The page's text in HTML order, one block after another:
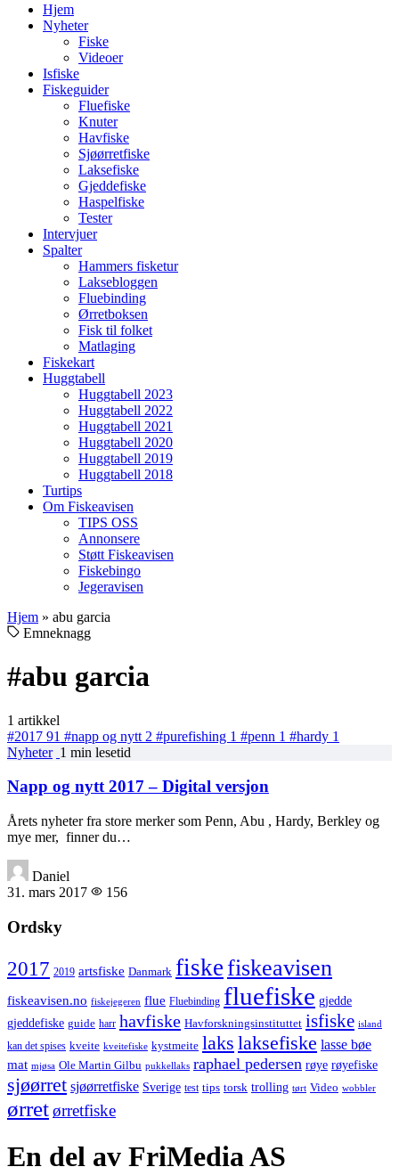
Hjem
Nyheter
Fiske
Videoer
Isfiske
Fiskeguider
Fluefiske
Knuter
Havfiske
Sjøørretfiske
Laksefiske
Gjeddefiske
Haspelfiske
Tester
Intervjuer
Spalter
Hammers fisketur
Laksebloggen
Fluebinding
Ørretboksen
Fisk til folket
Matlaging
Fiskekart
Huggtabell
Huggtabell 2023
Huggtabell 2022
Huggtabell 2021
Huggtabell 2020
Huggtabell 2019
Huggtabell 2018
Turtips
Om Fiskeavisen
TIPS OSS
Annonsere
Støtt Fiskeavisen
Fiskebingo
Jegeravisen
Hjem » abu garcia
Emneknagg
#abu garcia
1 artikkel
#2017 91 #napp og nytt 2 #purefishing 1 #penn 1 #hardy 1
Nyheter 1 min lesetid
Napp og nytt 2017 – Digital versjon
Årets nyheter fra store merker som Penn, Abu , Hardy, Berkley og
mye mer, finner du…
Daniel
31. mars 2017
156
Ordsky
2017 2019 artsfiske Danmark fiskefiskeavisen
fiskeavisen.no fiskejegeren flue Fluebinding fluefiske gjedde
gjeddefiske guide harr havfiske Havforskningsinstituttet isfiske island
kan det spises kveite kveitefiske kystmeite laks laksefiske lasse bøe
mat mjøsa Ole Martin Gilbu pukkellaks raphael pedersen røye røyefiske
sjøørret sjøørretfiske Sverige test tips torsk trolling tørt Video wobbler
ørretørretfiske
En del av FriMedia AS